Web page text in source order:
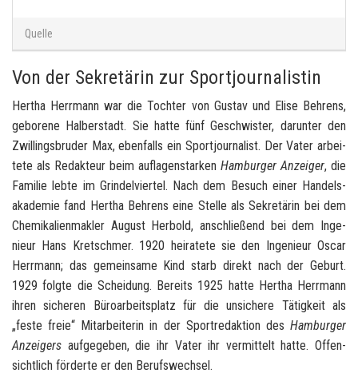
Quelle
Von der Sekretärin zur Sportjournalistin
Her­tha Herr­mann war die Toch­ter von Gus­tav und Elise Beh­rens,
ge­bo­re­ne Hal­ber­stadt. Sie hatte fünf Ge­schwis­ter, dar­un­ter den
Zwil­lings­bru­der Max, eben­falls ein Sport­jour­na­list. Der Vater ar­bei­
te­te als Re­dak­teur beim auf­la­gen­star­ken Ham­bur­ger An­zei­ger, die
Fa­mi­lie lebte im Grin­del­vier­tel. Nach dem Be­such einer Han­dels­
aka­de­mie fand Her­tha Beh­rens eine Stel­le als Se­kre­tä­rin bei dem
Che­mi­ka­li­en­mak­ler Au­gust Her­bold, an­schlie­ßend bei dem In­ge­
nieur Hans Kret­sch­mer. 1920 hei­ra­te­te sie den In­ge­nieur Oscar
Herr­mann; das ge­mein­sa­me Kind starb di­rekt nach der Ge­burt.
1929 folg­te die Schei­dung. Be­reits 1925 hatte Her­tha Herr­mann
ihren si­che­ren Bü­ro­ar­beits­platz für die un­si­che­re Tä­tig­keit als
„feste freie“ Mit­ar­bei­te­rin in der Sport­re­dak­ti­on des Ham­bur­ger
An­zei­gers auf­ge­ge­ben, die ihr Vater ihr ver­mit­telt hatte. Of­fen­
sicht­lich för­der­te er den Be­rufs­wech­sel.